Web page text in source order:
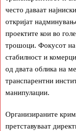
често даваат
откријат
проектите кои во
трошоци. Фокусот на
стабилност и
од двата облика на
транспарентни
манипулации.
Организираните
претставуваат